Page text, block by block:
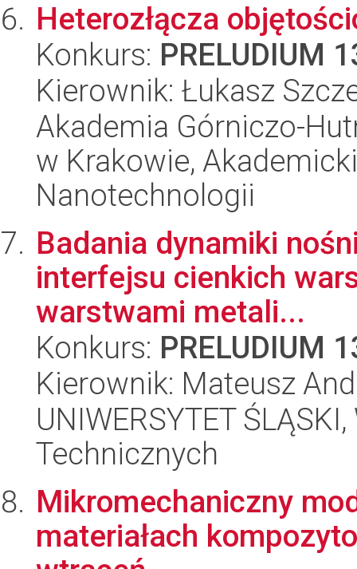
Heterozłącza
Konkurs: PRELUDIUM
Kierownik: Łukasz
Akademia Górniczo-
w Krakowie,
Nanotechnologii
Badania dynamiki
interfejsu cienkich
warstwami metali...
Konkurs: PRELUDIUM
Kierownik: Mateusz
UNIWERSYTET
Technicznych
Mikromechaniczny
materiałach